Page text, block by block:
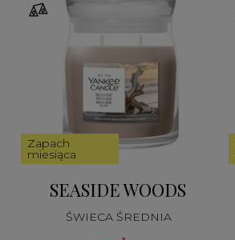
Zapach
miesiąca
SEASIDE WOODS
ŚWIECA ŚREDNIA